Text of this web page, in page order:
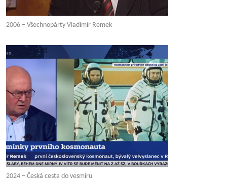
2006 – Všechnopárty Vladimír Remek
2024 – Česká cesta do vesmíru